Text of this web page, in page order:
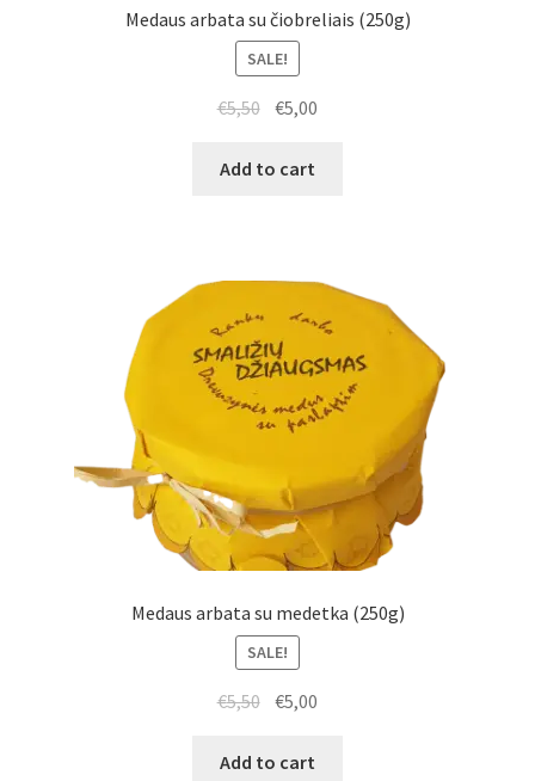
Medaus arbata su čiobreliais (250g)
SALE!
€5,50 €5,00
Add to cart
Medaus arbata su medetka (250g)
SALE!
€5,50 €5,00
Add to cart